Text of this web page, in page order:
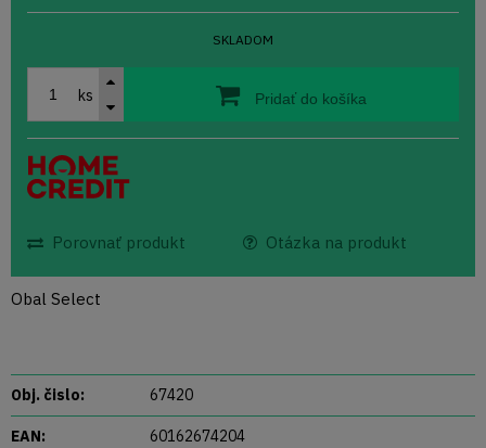
SKLADOM
ks Pridať do košíka
Porovnať produkt Otázka na produkt
Obal Select
Obj. čislo: 67420
EAN: 60162674204